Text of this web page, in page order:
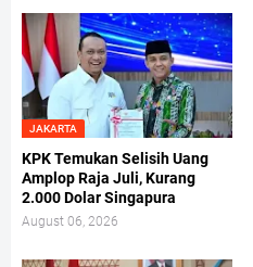
JAKARTA
KPK Temukan Selisih Uang
Amplop Raja Juli, Kurang
2.000 Dolar Singapura
August 06, 2026